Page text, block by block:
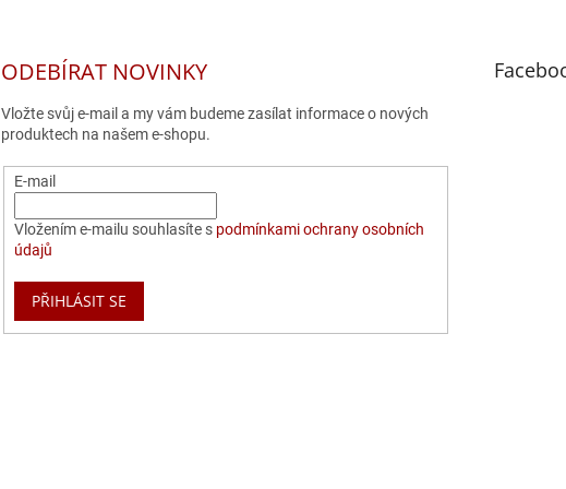
ODEBÍRAT NOVINKY
Vložte svůj e-mail a my vám budeme zasílat informace o nových
produktech na našem e-shopu.
E-mail
Vložením e-mailu souhlasíte s podmínkami ochrany osobních
údajů
PŘIHLÁSIT SE